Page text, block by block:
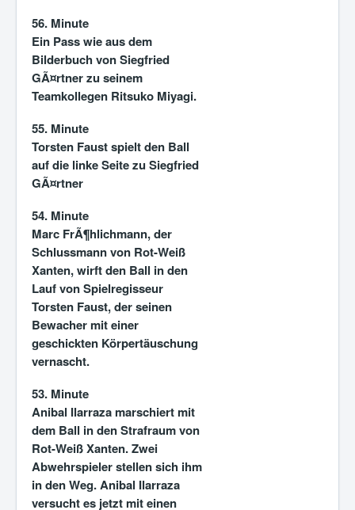
56. Minute
Ein Pass wie aus dem
Bilderbuch von Siegfried
GÃ¤rtner zu seinem
Teamkollegen Ritsuko Miyagi.
55. Minute
Torsten Faust spielt den Ball
auf die linke Seite zu Siegfried
GÃ¤rtner
54. Minute
Marc FrÃ¶hlichmann, der
Schlussmann von Rot-Weiß
Xanten, wirft den Ball in den
Lauf von Spielregisseur
Torsten Faust, der seinen
Bewacher mit einer
geschickten Körpertäuschung
vernascht.
53. Minute
Anibal Ilarraza marschiert mit
dem Ball in den Strafraum von
Rot-Weiß Xanten. Zwei
Abwehrspieler stellen sich ihm
in den Weg. Anibal Ilarraza
versucht es jetzt mit einen